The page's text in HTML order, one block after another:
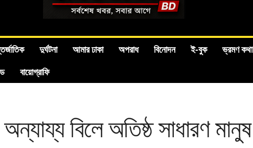
দুর্ঘটনা আমার ঢাকা অপরাধ বিনোদন ই-বুক ভ্রমণ কথা
বায়োগ্রাফি
বিলে অতিষ্ঠ সাধারণ মানুষ